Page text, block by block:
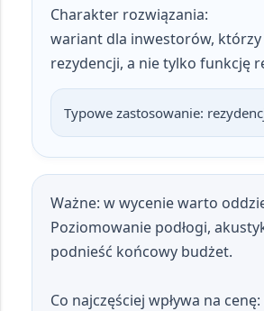
Charakter rozwiązania:
wariant dla inwestorów,
rezydencji, a nie tylko funkcję
Typowe zastosowanie:
Ważne: w wycenie warto
Poziomowanie podłogi,
podnieść końcowy budżet.
Co najczęściej wpływa na cenę: